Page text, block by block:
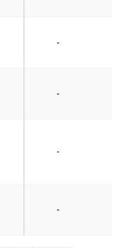
-
-
-
-